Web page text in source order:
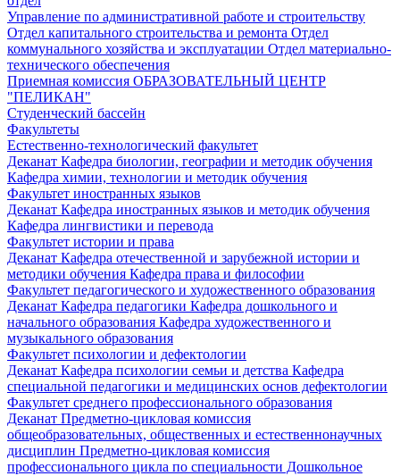
Управление по административной работе и строительству
Отдел капитального строительства и ремонта Отдел
коммунального хозяйства и эксплуатации Отдел материально-
технического обеспечения
Приемная комиссия ОБРАЗОВАТЕЛЬНЫЙ ЦЕНТР
"ПЕЛИКАН"
Студенческий бассейн
Факультеты
Естественно-технологический факультет
Деканат Кафедра биологии, географии и методик обучения
Кафедра химии, технологии и методик обучения
Факультет иностранных языков
Деканат Кафедра иностранных языков и методик обучения
Кафедра лингвистики и перевода
Факультет истории и права
Деканат Кафедра отечественной и зарубежной истории и
методики обучения Кафедра права и философии
Факультет педагогического и художественного образования
Деканат Кафедра педагогики Кафедра дошкольного и
начального образования Кафедра художественного и
музыкального образования
Факультет психологии и дефектологии
Деканат Кафедра психологии семьи и детства Кафедра
специальной педагогики и медицинских основ дефектологии
Факультет среднего профессионального образования
Деканат Предметно-цикловая комиссия
общеобразовательных, общественных и естественнонаучных
дисциплин Предметно-цикловая комиссия
профессионального цикла по специальности Дошкольное